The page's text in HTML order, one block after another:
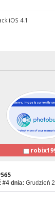
iOS 4.1
#4 dnia: Grudzień